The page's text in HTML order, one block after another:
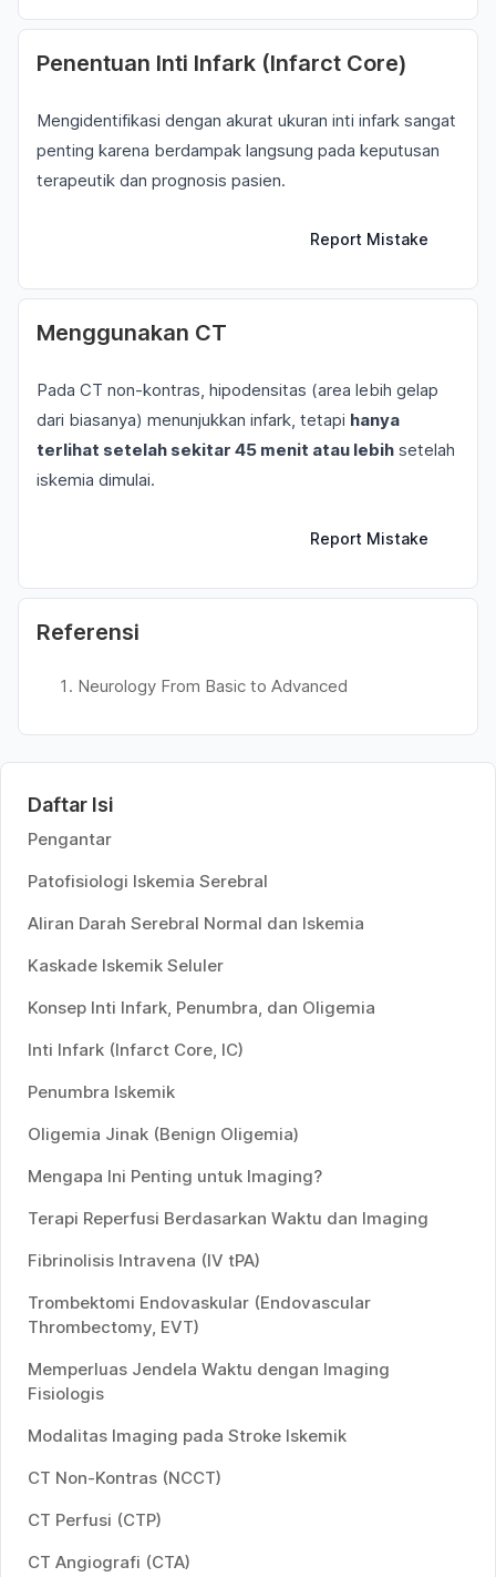
Penentuan Inti Infark (Infarct Core)
Mengidentifikasi dengan akurat ukuran inti infark sangat
penting karena berdampak langsung pada keputusan
terapeutik dan prognosis pasien.
Report Mistake
Menggunakan CT
Pada CT non-kontras, hipodensitas (area lebih gelap
dari biasanya) menunjukkan infark, tetapi hanya
terlihat setelah sekitar 45 menit atau lebih setelah
iskemia dimulai.
Report Mistake
Referensi
Neurology From Basic to Advanced
Daftar Isi
Pengantar
Patofisiologi Iskemia Serebral
Aliran Darah Serebral Normal dan Iskemia
Kaskade Iskemik Seluler
Konsep Inti Infark, Penumbra, dan Oligemia
Inti Infark (Infarct Core, IC)
Penumbra Iskemik
Oligemia Jinak (Benign Oligemia)
Mengapa Ini Penting untuk Imaging?
Terapi Reperfusi Berdasarkan Waktu dan Imaging
Fibrinolisis Intravena (IV tPA)
Trombektomi Endovaskular (Endovascular
Thrombectomy, EVT)
Memperluas Jendela Waktu dengan Imaging
Fisiologis
Modalitas Imaging pada Stroke Iskemik
CT Non-Kontras (NCCT)
CT Perfusi (CTP)
CT Angiografi (CTA)